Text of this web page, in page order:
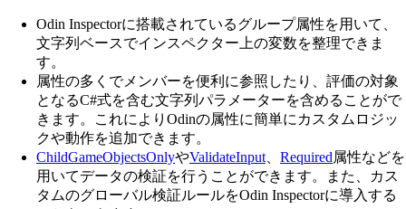
Odin Inspectorに搭載されているグループ属性を用いて、
文字列ベースでインスペクター上の変数を整理できま
す。
属性の多くでメンバーを便利に参照したり、評価の対象
となるC#式を含む文字列パラメーターを含めることがで
きます。これによりOdinの属性に簡単にカスタムロジッ
クや動作を追加できます。
ChildGameObjectsOnlyやValidateInput、 Required属性などを
用いてデータの検証を行うことができます。また、カス
タムのグローバル検証ルールをOdin Inspectorに導入する